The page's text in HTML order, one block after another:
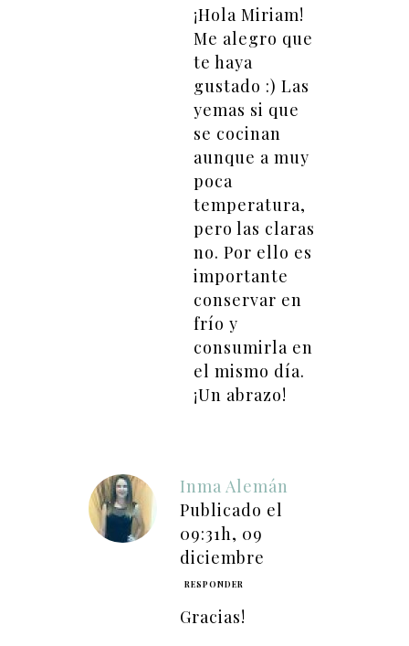
¡Hola Miriam!
Me alegro que
te haya
gustado :) Las
yemas si que
se cocinan
aunque a muy
poca
temperatura,
pero las claras
no. Por ello es
importante
conservar en
frío y
consumirla en
el mismo día.
¡Un abrazo!
Inma Alemán
Publicado el
09:31h, 09
diciembre
RESPONDER
Gracias!